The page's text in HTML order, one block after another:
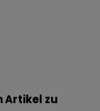
Artikel zu